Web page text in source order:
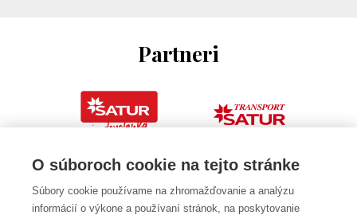
Partneri
O súboroch cookie na tejto stránke
Súbory cookie používame na zhromažďovanie a analýzu
informácií o výkone a používaní stránok, na poskytovanie